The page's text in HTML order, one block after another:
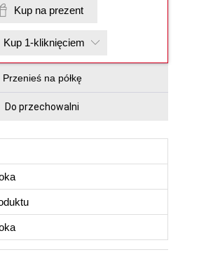
Kup na prezent
Kup 1-kliknięciem
Przenieś na półkę
Do przechowalni